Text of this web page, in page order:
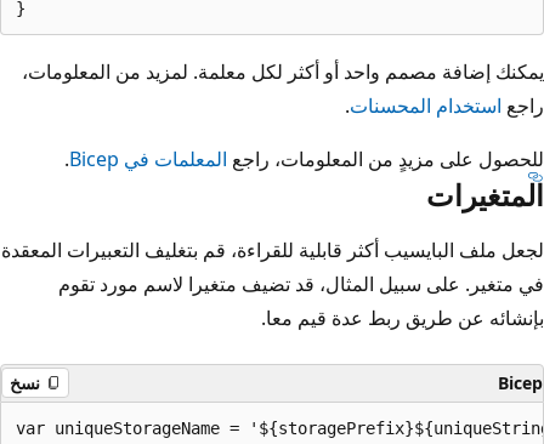
يمكنك إضافة مصمم واحد أو أكثر لكل معلمة. لمزيد من المعلومات،
راجع استخدام المحسنات.
للحصول على مزيدٍ من المعلومات، راجع المعلمات في Bicep .
المتغيرات
لجعل ملف البايسيب أكثر قابلية للقراءة، قم بتغليف التعبيرات المعقدة
في متغير. على سبيل المثال، قد تضيف متغيرا لاسم مورد تقوم
بإنشائه عن طريق ربط عدة قيم معا.
Bicep نسخ